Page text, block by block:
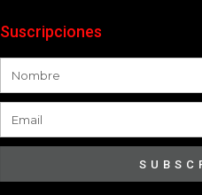
Suscripciones